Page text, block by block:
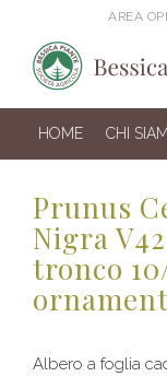
AREA
HOME CHI
Prunus
Nigra
tronco
Albero a foglia